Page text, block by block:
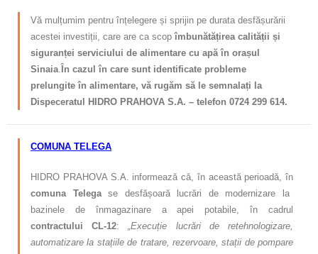
Vă mulțumim pentru înțelegere și sprijin pe durata desfășurării
acestei investiții, care are ca scopîmbunătățirea calității și
siguranței serviciului de alimentare cu apă în orașul
Sinaia În cazul în care sunt identificate probleme
prelungite în alimentare, vă rugăm să le semnalați la
Dispeceratul HIDRO PRAHOVA S.A. – telefon 0724 299 614.
COMUNA TELEGA
HIDRO PRAHOVA S.A. informează că, în această perioadă, în
comuna Telegase desfășoară lucrări de modernizare la
bazinele de înmagazinare a apei potabile, în cadrul
contractului CL-12: „Execuție lucrări de retehnologizare,
automatizare la stațiile de tratare, rezervoare, stații de pompare